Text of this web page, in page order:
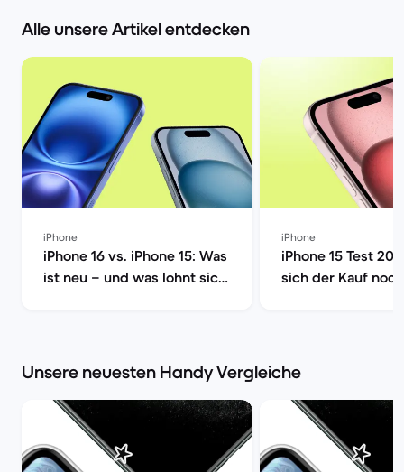
Alle unsere Artikel entdecken
iPhone
iPhone 16 vs. iPhone 15: Was
ist neu – und was lohnt sich
iPhone
iPhone 15 Test
sich der Kauf
Unsere neuesten Handy Vergleiche